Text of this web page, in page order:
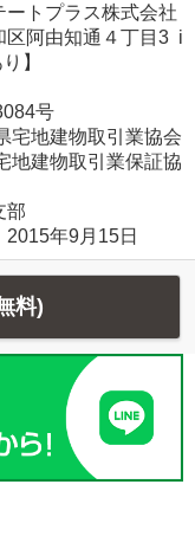
ートプラス株式会社
区阿由知通４丁目3 i
】
号
宅地建物取引業協会
地建物取引業保証協
部
年9月15日
料)